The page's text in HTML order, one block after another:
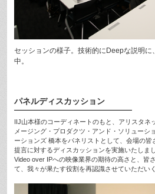
セッションの様子。技術的にDeepな説明に
中。
パネルディスカッション
IIJ山本様のコーディネートのもと、アリスタネ
メージング・プロダクツ・アンド・ソリューシ
ーションズ 橋本をパネリストとして、会場の
提言に対するディスカッションを実施いたしまし
Video over IPへの映像業界の期待の高さと、皆
て、我々が果たす役割を再認識させていただい